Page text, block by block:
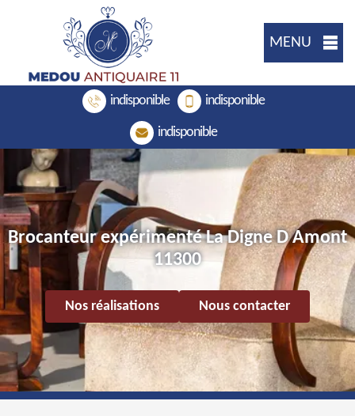
MENU
indisponible indisponible
indisponible
Brocanteur expérimenté La Digne D Amont
11300
Nos réalisations Nous contacter